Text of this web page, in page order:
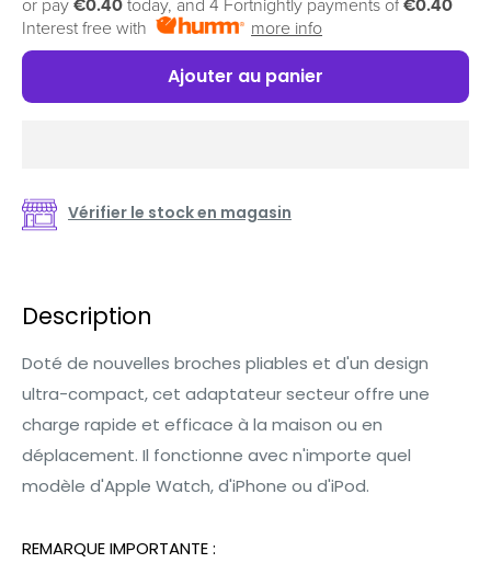
or pay €0.40 today, and 4 Fortnightly payments of€0.40
Interest free with
more info
Ajouter au panier
Vérifier le stock en magasin
Description
Doté de nouvelles broches pliables et d'un design
ultra-compact, cet adaptateur secteur offre une
charge rapide et efficace à la maison ou en
déplacement. Il fonctionne avec n'importe quel
modèle d'Apple Watch, d'iPhone ou d'iPod.
REMARQUE IMPORTANTE :